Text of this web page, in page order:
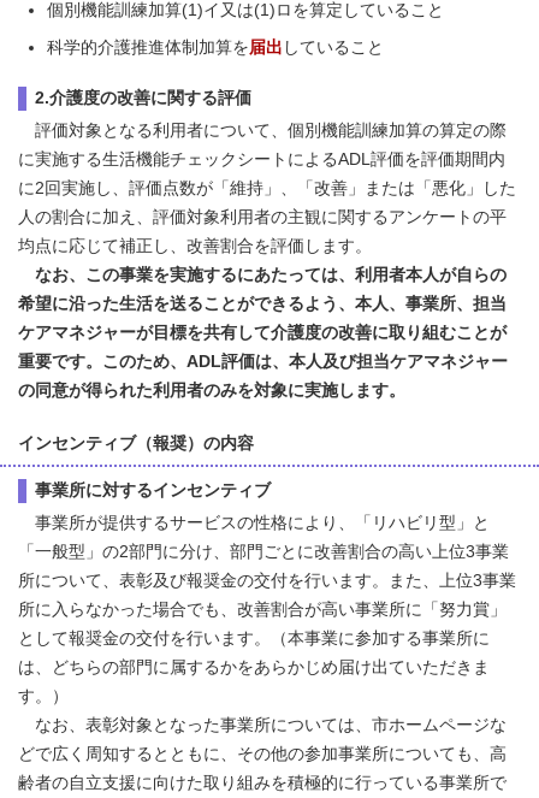
個別機能訓練加算(1)イ又は(1)ロを算定していること
科学的介護推進体制加算を届出 していること
2.介護度の改善に関する評価
評価対象となる利用者について、個別機能訓練加算の算定の際
に実施する生活機能チェックシートによるADL評価を評価期間内
に2回実施し、評価点数が「維持」、「改善」または「悪化」した
人の割合に加え、評価対象利用者の主観に関するアンケートの平
均点に応じて補正し、改善割合を評価します。
なお、この事業を実施するにあたっては、利用者本人が自らの
希望に沿った生活を送ることができるよう、本人、事業所、担当
ケアマネジャーが目標を共有して介護度の改善に取り組むことが
重要です。このため、ADL評価は、本人及び担当ケアマネジャー
の同意が得られた利用者のみを対象に実施します。
インセンティブ（報奨）の内容
事業所に対するインセンティブ
事業所が提供するサービスの性格により、「リハビリ型」と
「一般型」の2部門に分け、部門ごとに改善割合の高い上位3事業
所について、表彰及び報奨金の交付を行います。また、上位3事業
所に入らなかった場合でも、改善割合が高い事業所に「努力賞」
として報奨金の交付を行います。（本事業に参加する事業所に
は、どちらの部門に属するかをあらかじめ届け出ていただきま
す。）
なお、表彰対象となった事業所については、市ホームページな
どで広く周知するとともに、その他の参加事業所についても、高
齢者の自立支援に向けた取り組みを積極的に行っている事業所で